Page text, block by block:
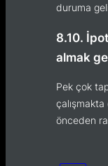
duruma
8.10.
almak
Pek çok
çalışmakta
önceden